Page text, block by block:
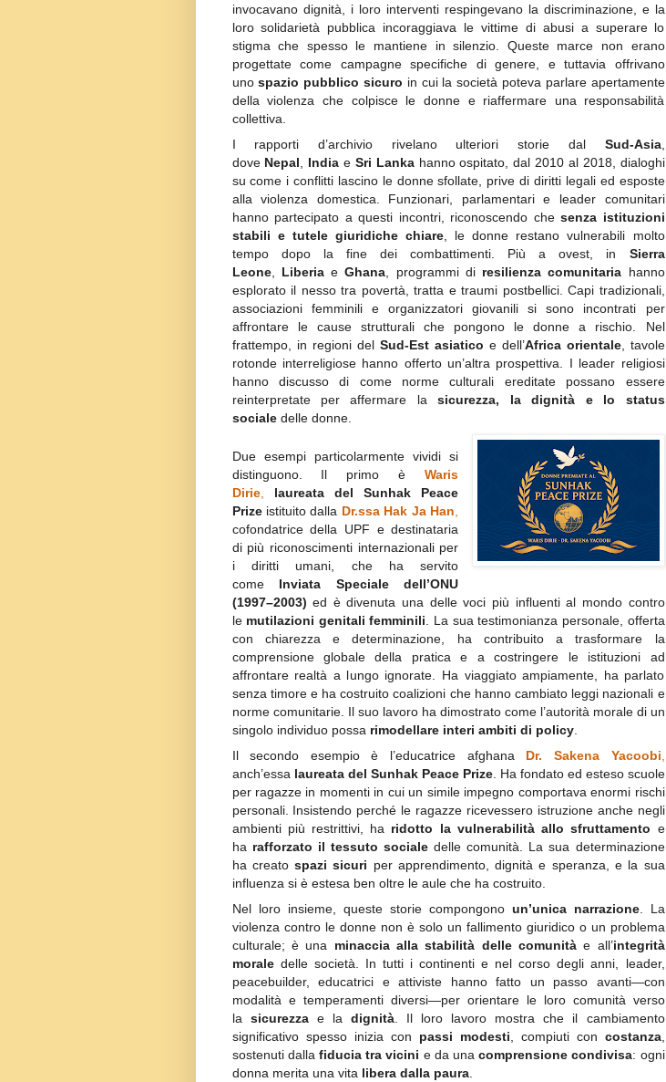
invocavano dignità, i loro interventi respingevano la discriminazione, e la
loro solidarietà pubblica incoraggiava le vittime di abusi a superare lo
stigma che spesso le mantiene in silenzio. Queste marce non erano
progettate come campagne specifiche di genere, e tuttavia offrivano
unospazio pubblico sicuro in cui la società poteva parlare apertamente
della violenza che colpisce le donne e riaffermare una responsabilità
collettiva.
I rapporti d’archivio rivelano ulteriori storie dal Sud-Asia,
dove Nepal India e Sri Lankahanno ospitato, dal 2010 al 2018, dialoghi
su come i conflitti lascino le donne sfollate, prive di diritti legali ed esposte
alla violenza domestica. Funzionari, parlamentari e leader comunitari
hanno partecipato a questi incontri, riconoscendo che senza istituzioni
stabili e tutele giuridiche chiare, le donne restano vulnerabili molto
tempo dopo la fine dei combattimenti. Più a ovest, in Sierra
Leone, LiberiaeGhana , programmi di resilienza comunitaria hanno
esplorato il nesso tra povertà, tratta e traumi postbellici. Capi tradizionali,
associazioni femminili e organizzatori giovanili si sono incontrati per
affrontare le cause strutturali che pongono le donne a rischio. Nel
frattempo, in regioni del Sud-Est asiatico e dell’Africa orientale, tavole
rotonde interreligiose hanno offerto un’altra prospettiva. I leader religiosi
hanno discusso di come norme culturali ereditate possano essere
reinterpretate per affermare lasicurezza, la dignità e lo status
socialedelle donne.
Due esempi particolarmente vividi si
distinguono. Il primo èWaris
Dirie, laureata del Sunhak Peace
Prizeistituito dalla Dr.ssa Hak Ja Han,
cofondatrice della UPF e destinataria
di più riconoscimenti internazionali per
i diritti umani, che ha servito
come Inviata Speciale dell’ONU
(1997–2003) ed è divenuta una delle voci più influenti al mondo contro
le mutilazioni genitali femminili. La sua testimonianza personale, offerta
con chiarezza e determinazione, ha contribuito a trasformare la
comprensione globale della pratica e a costringere le istituzioni ad
affrontare realtà a lungo ignorate. Ha viaggiato ampiamente, ha parlato
senza timore e ha costruito coalizioni che hanno cambiato leggi nazionali e
norme comunitarie. Il suo lavoro ha dimostrato come l’autorità morale di un
singolo individuo possa rimodellare interi ambiti di policy.
Il secondo esempio è l’educatrice afghana Dr. Sakena Yacoobi,
anch’essa laureata del Sunhak Peace Prize. Ha fondato ed esteso scuole
per ragazze in momenti in cui un simile impegno comportava enormi rischi
personali. Insistendo perché le ragazze ricevessero istruzione anche negli
ambienti più restrittivi, ha ridotto la vulnerabilità allo sfruttamento e
ha rafforzato il tessuto socialedelle comunità. La sua determinazione
ha creatospazi sicuri per apprendimento, dignità e speranza, e la sua
influenza si è estesa ben oltre le aule che ha costruito.
Nel loro insieme, queste storie compongono un’unica narrazione. La
violenza contro le donne non è solo un fallimento giuridico o un problema
culturale; è una minaccia alla stabilità delle comunitàe all’integrità
moraledelle società. In tutti i continenti e nel corso degli anni, leader,
peacebuilder, educatrici e attiviste hanno fatto un passo avanti—con
modalità e temperamenti diversi—per orientare le loro comunità verso
la sicurezzae la dignità. Il loro lavoro mostra che il cambiamento
significativo spesso inizia con passi modesti, compiuti con costanza,
sostenuti dalla fiducia tra vicini e da unacomprensione condivisa: ogni
donna merita una vita libera dalla paura.